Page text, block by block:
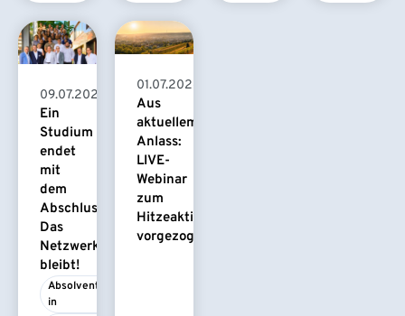
09.07.2026
Ein
Studium
endet
mit
dem
Abschluss.
Das
Netzwerk
bleibt!
Absolvent/-
in
01.07.2026
Aus
aktuellem
Anlass:
LIVE-
Webinar
zum
Hitzeaktionsplan
vorgezogen